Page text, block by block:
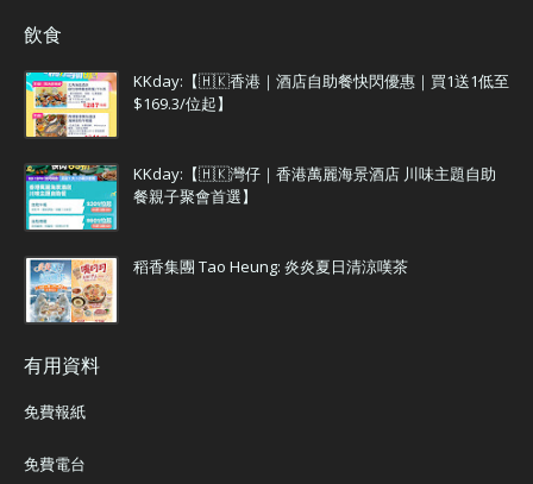
飲食
KKday:【🇭🇰香港｜酒店自助餐快閃優惠｜買1送1低至
$169.3/位起】
KKday:【🇭🇰灣仔｜香港萬麗海景酒店 川味主題自助
餐親子聚會首選】
稻香集團 Tao Heung: 炎炎夏日清涼嘆茶
有用資料
免費報紙
免費電台